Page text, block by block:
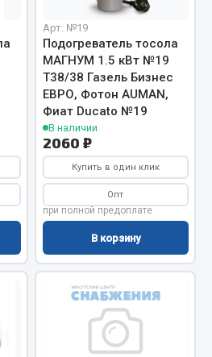
ещё
элементы
Арт. №19
Подогреватель тосола
МАГНУМ 1.5 кВт №19
Т38/38 Газель Бизнес
ЕВРО, Фотон AUMAN,
Фиат Ducato №19
В наличии
2060 ₽
Купить в один клик
Опт
при полной предоплате
В корзину